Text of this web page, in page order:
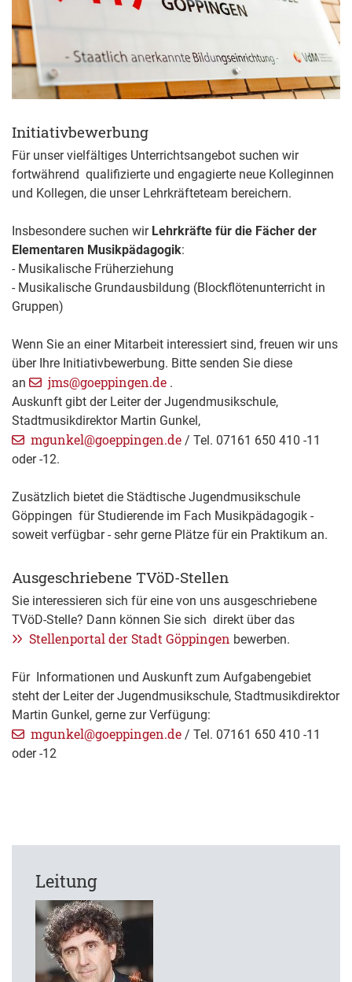
Initiativbewerbung
Für unser vielfältiges Unterrichtsangebot suchen wir
fortwährend qualifizierte und engagierte neue Kolleginnen
und Kollegen, die unser Lehrkräfteteam bereichern.
Insbesondere suchen wir Lehrkräfte für die Fächer der
Elementaren Musikpädagogik:
- Musikalische Früherziehung
- Musikalische Grundausbildung (Blockflötenunterricht in
Gruppen)
Wenn Sie an einer Mitarbeit interessiert sind, freuen wir uns
über Ihre Initiativbewerbung. Bitte senden Sie diese
an
jms@goeppingen.de .
Auskunft gibt der Leiter der Jugendmusikschule,
Stadtmusikdirektor Martin Gunkel,
mgunkel@goeppingen.de / Tel. 07161 650 410 -11
oder -12.
Zusätzlich bietet die Städtische Jugendmusikschule
Göppingen für Studierende im Fach Musikpädagogik -
soweit verfügbar - sehr gerne Plätze für ein Praktikum an.
Ausgeschriebene TVöD-Stellen
Sie interessieren sich für eine von uns ausgeschriebene
TVöD-Stelle? Dann können Sie sich direkt über das
Stellenportal der Stadt Göppingen bewerben.
Für Informationen und Auskunft zum Aufgabengebiet
steht der Leiter der Jugendmusikschule, Stadtmusikdirektor
Martin Gunkel, gerne zur Verfügung:
mgunkel@goeppingen.de / Tel. 07161 650 410 -11
oder -12
Leitung